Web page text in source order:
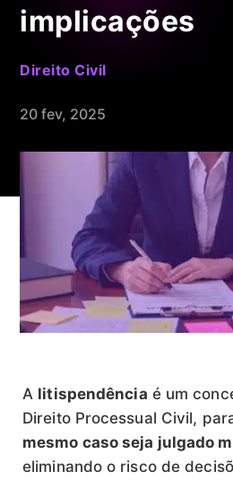
implicações
Direito Civil
20 fev, 2025
A litispendência é um
Direito Processual Civil,
mesmo caso seja julgado
eliminando o risco de